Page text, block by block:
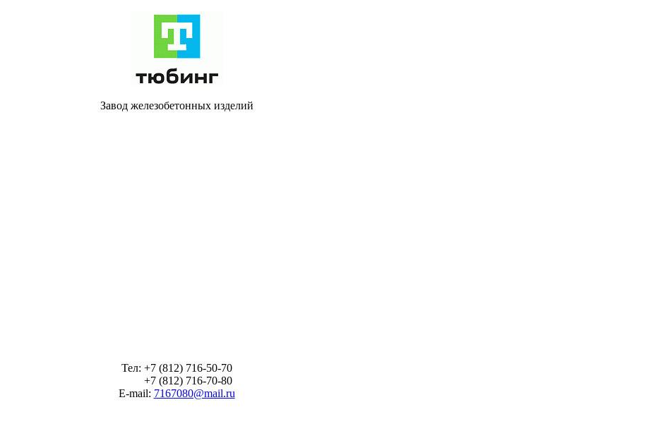
Завод железобетонных изделий
Тел: +7 (812) 716-50-70
+7 (812) 716-70-80
E-mail: 7167080@mail.ru